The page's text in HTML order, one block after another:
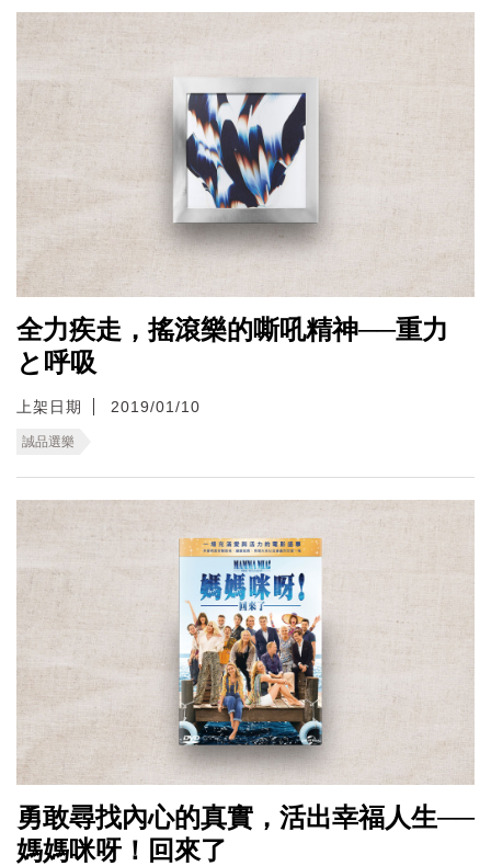
全力疾走，搖滾樂的嘶吼精神──重力
と呼吸
上架日期 2019/01/10
誠品選樂
勇敢尋找內心的真實，活出幸福人生──
媽媽咪呀！回來了